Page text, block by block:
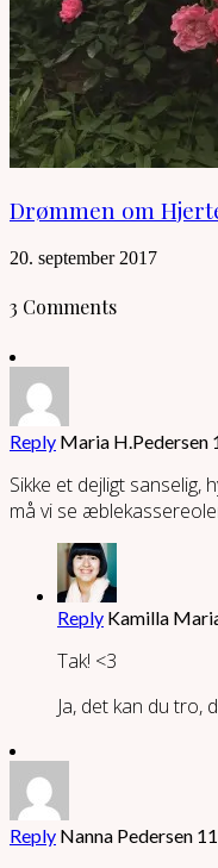
Drømmen om
20. september 2017
3 Comments
Reply Maria H.Pedersen
Sikke et dejligt sanselig,
må vi se
Reply Kamilla
Tak! <3
Ja, det kan du tro,
Reply Nanna Pedersen